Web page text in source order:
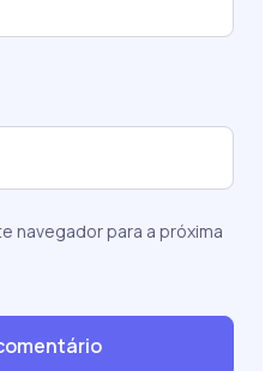
navegador para a próxima